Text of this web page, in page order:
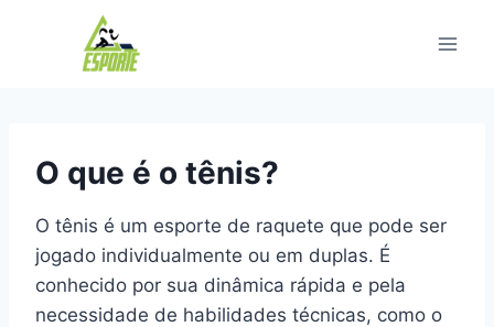
O que é o tênis?
O tênis é um esporte de raquete que pode ser
jogado individualmente ou em duplas. É
conhecido por sua dinâmica rápida e pela
necessidade de habilidades técnicas, como o